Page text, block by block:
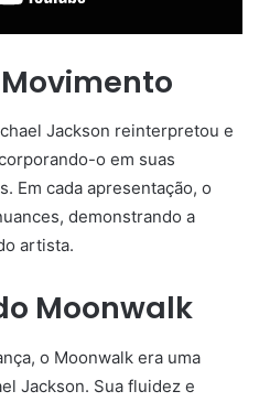
Jackson reinterpretou e
o em suas
Em cada apresentação, o
demonstrando a
artista.
Moonwalk
o Moonwalk era uma
Jackson. Sua fluidez e